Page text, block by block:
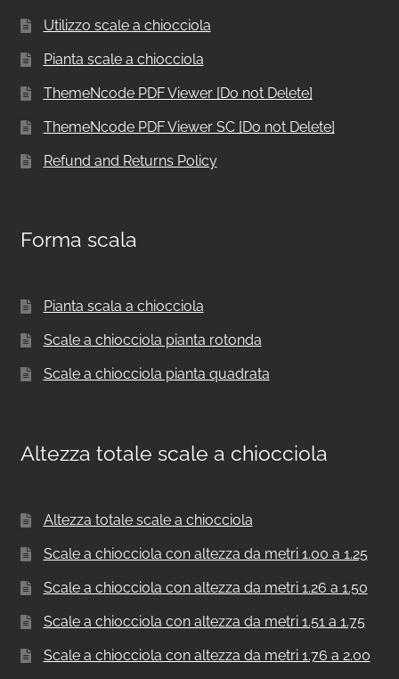
Utilizzo scale a chiocciola
Pianta scale a chiocciola
ThemeNcode PDF Viewer [Do not Delete]
ThemeNcode PDF Viewer SC [Do not Delete]
Refund and Returns Policy
Forma scala
Pianta scala a chiocciola
Scale a chiocciola pianta rotonda
Scale a chiocciola pianta quadrata
Altezza totale scale a chiocciola
Altezza totale scale a chiocciola
Scale a chiocciola con altezza da metri 1.00 a 1.25
Scale a chiocciola con altezza da metri 1.26 a 1.50
Scale a chiocciola con altezza da metri 1.51 a 1.75
Scale a chiocciola con altezza da metri 1.76 a 2.00